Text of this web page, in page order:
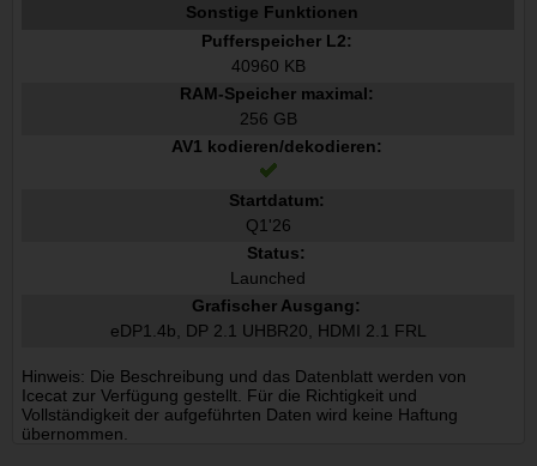
Sonstige Funktionen
Pufferspeicher L2:
40960 KB
RAM-Speicher maximal:
256 GB
AV1 kodieren/dekodieren:
Startdatum:
Q1'26
Status:
Launched
Grafischer Ausgang:
eDP1.4b, DP 2.1 UHBR20, HDMI 2.1 FRL
Hinweis: Die Beschreibung und das Datenblatt werden von
Icecat zur Verfügung gestellt. Für die Richtigkeit und
Vollständigkeit der aufgeführten Daten wird keine Haftung
übernommen.